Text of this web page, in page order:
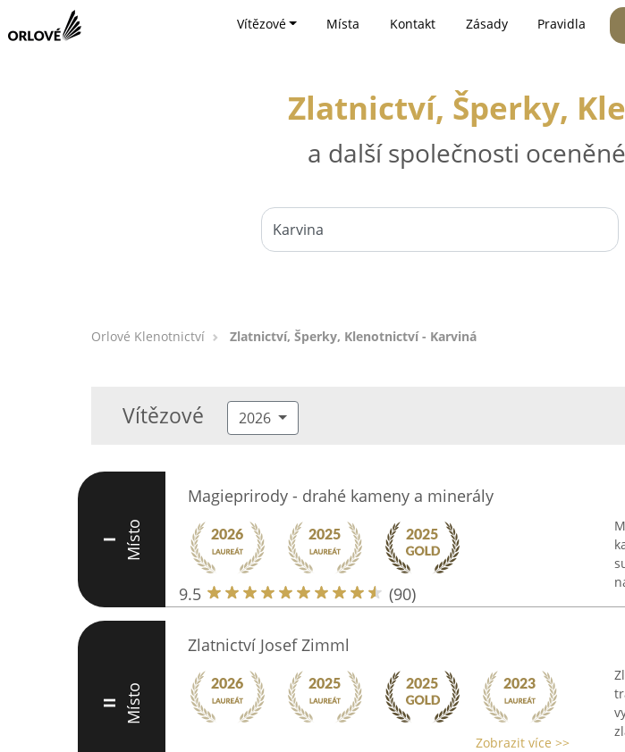
Vítězové Místa Kontakt Zásady Pravidla
Zlatnictví, Šperky,
a další společnosti
Orlové Klenotnictví Zlatnictví, Šperky, Klenotnictví - Karviná
Vítězové 2026
I Místo
Magieprirody - drahé kameny a minerály
9.5 (90)
II Místo
Zlatnictví Josef Zimml
Zobrazit více >>